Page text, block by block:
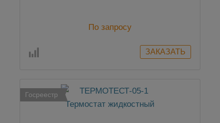
По запросу
Госреестр